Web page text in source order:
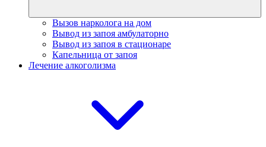
Вызов нарколога на дом
Вывод из запоя амбулаторно
Вывод из запоя в стационаре
Капельница от запоя
Лечение алкоголизма